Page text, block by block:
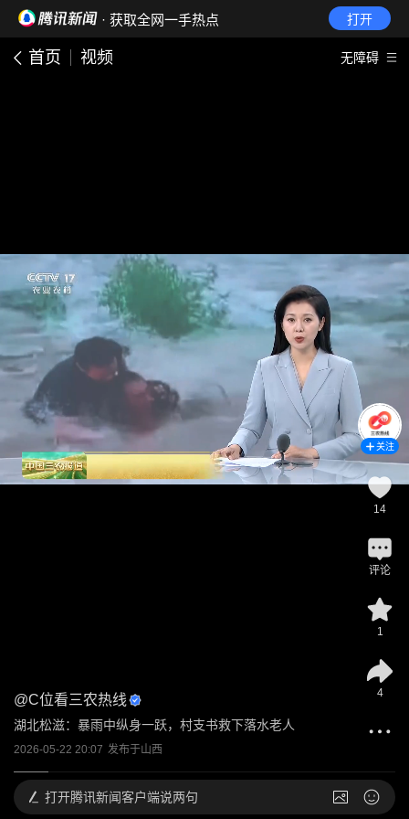
· 获取全网一手热点 打开
首页 视频 无障碍
@C位看三农热线
湖北松滋：暴雨中纵身一跃，村支书救下落水老人
2026-05-22 20:07 发布于山西
关注
14
评论
1
4
打开腾讯新闻客户端说两句